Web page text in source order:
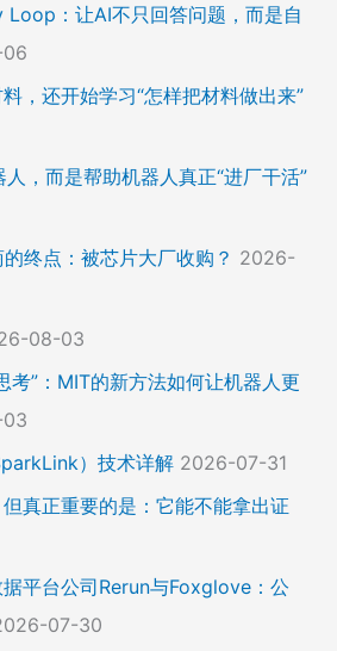
：让AI不只回答问题，而是自
，还开始学习“怎样把材料做出来”
，而是帮助机器人真正“进厂干活”
终点：被芯片大厂收购？ 2026-
08-03
考”：MIT的新方法如何让机器人更
）技术详解 2026-07-31
真正重要的是：它能不能拿出证
平台公司Rerun与Foxglove：公
07-30